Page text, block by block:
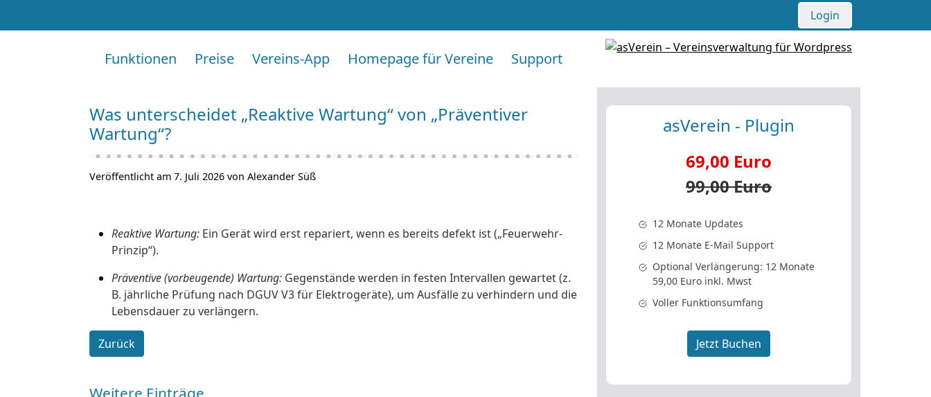
Login
Funktionen Preise Vereins-App Homepage für Vereine Support
Was unterscheidet „Reaktive Wartung“ von „Präventiver
Wartung“?
Veröffentlicht am 7. Juli 2026 von Alexander Süß
Reaktive Wartung: Ein Gerät wird erst repariert, wenn es bereits defekt ist („Feuerwehr-
Prinzip“).
Präventive (vorbeugende) Wartung: Gegenstände werden in festen Intervallen gewartet (z.
B. jährliche Prüfung nach DGUV V3 für Elektrogeräte), um Ausfälle zu verhindern und die
Lebensdauer zu verlängern.
Zurück
Weitere Einträge
asVerein - Plugin
69,00 Euro
99,00 Euro
12 Monate Updates
12 Monate E-Mail Support
Optional Verlängerung: 12 Monate
59,00 Euro inkl. Mwst
Voller Funktionsumfang
Jetzt Buchen